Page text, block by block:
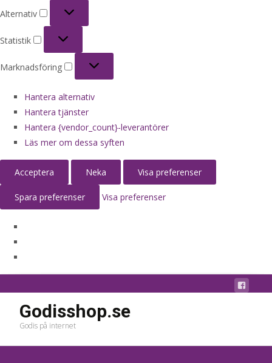
Alternativ
Statistik
Marknadsföring
Hantera alternativ
Hantera tjänster
Hantera {vendor_count}-leverantörer
Läs mer om dessa syften
Acceptera Neka Visa preferenser
Spara preferenser Visa preferenser
Godisshop.se
Godis på internet